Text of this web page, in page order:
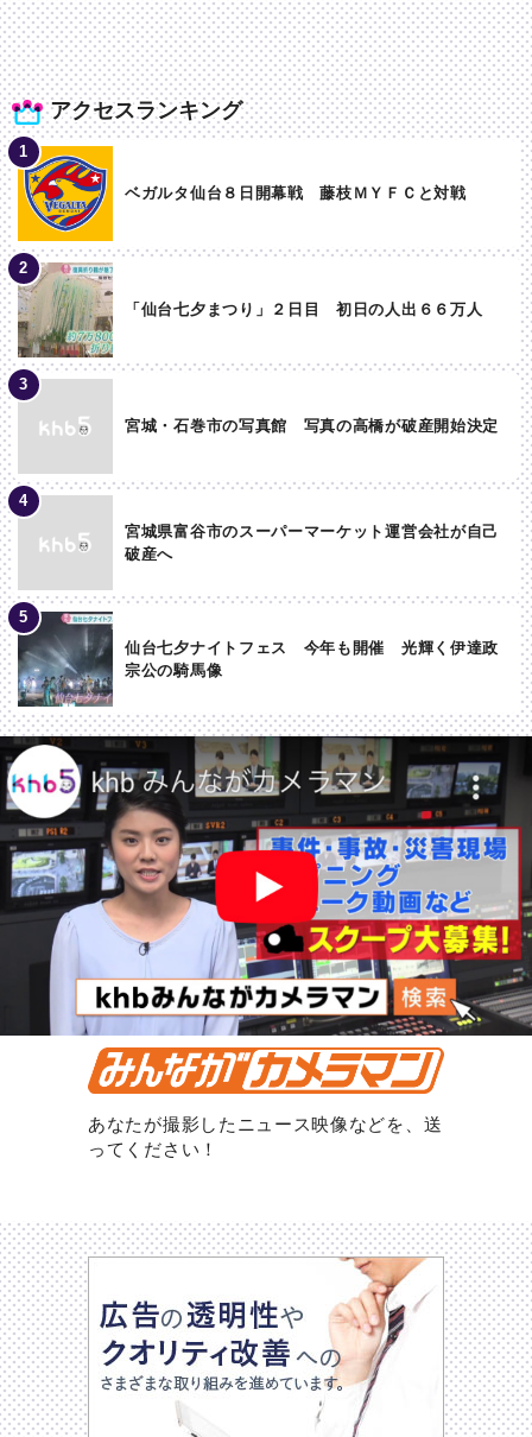
アクセスランキング
ベガルタ仙台８日開幕戦 藤枝ＭＹＦＣと対戦
「仙台七夕まつり」２日目 初日の人出６６万人
宮城・石巻市の写真館 写真の高橋が破産開始決定
宮城県富谷市のスーパーマーケット運営会社が自己
破産へ
仙台七夕ナイトフェス 今年も開催 光輝く伊達政
宗公の騎馬像
あなたが撮影したニュース映像などを、送
ってください！